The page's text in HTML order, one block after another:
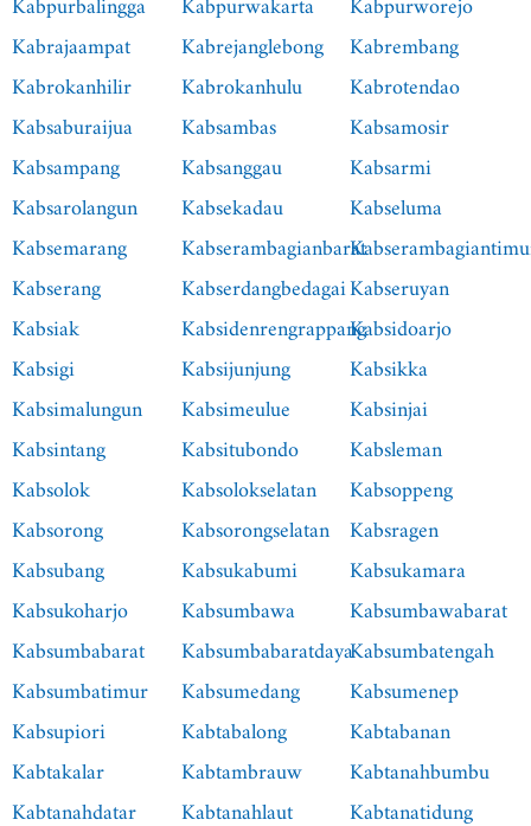
Kabrajaampat
Kabrejanglebong
Kabrembang
Kabrokanhilir
Kabrokanhulu
Kabrotendao
Kabsaburaijua
Kabsambas
Kabsamosir
Kabsampang
Kabsanggau
Kabsarmi
Kabsarolangun
Kabsekadau
Kabseluma
Kabsemarang
Kabserambagianbarat
Kabserang
KabserdangbedagaiKabseruyan
Kabsiak
KabsidenrengrappangKabsidoarjo
Kabsigi
Kabsijunjung
Kabsikka
Kabsimalungun
Kabsimeulue
Kabsinjai
Kabsintang
Kabsitubondo
Kabsleman
Kabsolok
Kabsolokselatan
Kabsoppeng
Kabsorong
Kabsorongselatan Kabsragen
Kabsubang
Kabsukabumi
Kabsukamara
Kabsukoharjo
Kabsumbawa
Kabsumbawabarat
Kabsumbabarat
KabsumbabaratdayaKabsumbatengah
Kabsumbatimur
Kabsumedang
Kabsumenep
Kabsupiori
Kabtabalong
Kabtabanan
Kabtakalar
Kabtambrauw
Kabtanahbumbu
Kabtanahdatar
Kabtanahlaut
Kabtanatidung